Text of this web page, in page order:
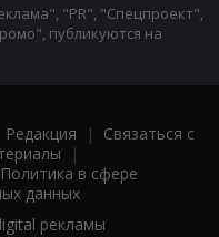
"PR", "Спецпроект",
публикуются на
Редакция | Связаться с
|
Политика в сфере
данных
рекламы